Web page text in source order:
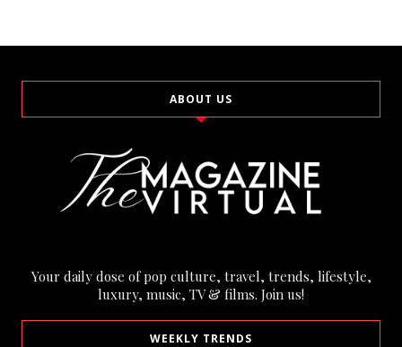
ABOUT US
Your daily dose of pop culture, travel, trends, lifestyle,
luxury, music, TV & films. Join us!
WEEKLY TRENDS